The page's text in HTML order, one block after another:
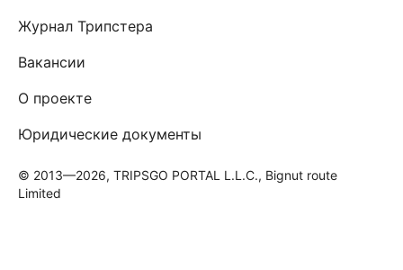
Журнал Трипстера
Вакансии
О проекте
Юридические документы
© 2013—2026, TRIPSGO PORTAL L.L.C., Bignut route
Limited